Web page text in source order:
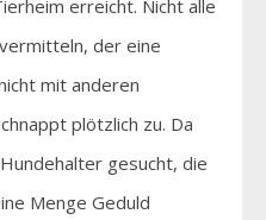
erreicht. Nicht alle
der eine
mit anderen
plötzlich zu. Da
gesucht, die
Menge Geduld